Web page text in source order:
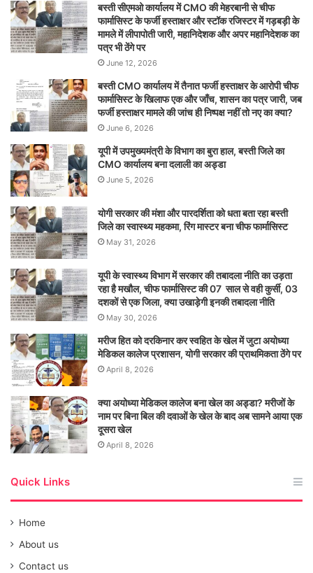
बस्ती सीएमओ कार्यालय में CMO की मेहरबानी से चीफ
फार्मासिस्ट के फर्जी हस्ताक्षर और स्टॉक रजिस्टर में गड़बड़ी के
मामले में लीपापोती जारी, महानिदेशक और अपर महानिदेशक का
पत्र भी ठेंगे पर
June 12, 2026
बस्ती CMO कार्यालय में तैनात फर्जी हस्ताक्षर के आरोपी चीफ
फार्मासिस्ट के खिलाफ एक और जाँच, शासन का पत्र जारी, जब
फर्जी हस्ताक्षर मामले की जांच ही निष्पक्ष नहीं तो नए का क्या?
June 6, 2026
यूपी में उपमुख्यमंत्री के विभाग का बुरा हाल, बस्ती जिले का
CMO कार्यालय बना दलाली का अड्डा
June 5, 2026
योगी सरकार की मंशा और पारदर्शिता को धता बता रहा बस्ती
जिले का स्वास्थ्य महकमा, रिंग मास्टर बना चीफ फार्मासिस्ट
May 31, 2026
यूपी के स्वास्थ्य विभाग में सरकार की तबादला नीति का उड़ता
रहा है मखौल, चीफ फार्मासिस्ट की 07 साल से वही कुर्सी, 03
दशकों से एक जिला, क्या उखाड़ेगी इनकी तबादला नीति
May 30, 2026
मरीज हित को दरकिनार कर स्वहित के खेल में जुटा अयोध्या
मेडिकल कालेज प्रशासन, योगी सरकार की प्राथमिकता ठेंगे पर
April 8, 2026
क्या अयोध्या मेडिकल कालेज बना खेल का अड्डा? मरीजों के
नाम पर बिना बिल की दवाओं के खेल के बाद अब सामने आया एक
दूसरा खेल
April 8, 2026
Quick Links
Home
About us
Contact us